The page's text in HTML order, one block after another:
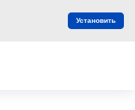
Установить